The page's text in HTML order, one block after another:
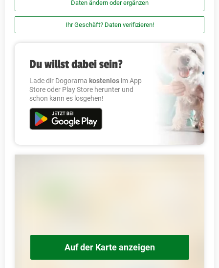
Daten ändern oder ergänzen
Ihr Geschäft? Daten verifizieren!
Du willst dabei sein?
Lade dir Dogorama kostenlos im App
Store oder Play Store herunter und
schon kann es losgehen!
Auf der Karte anzeigen